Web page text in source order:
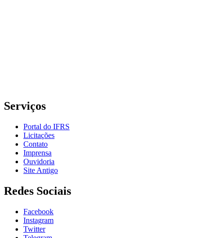
Serviços
Portal do IFRS
Licitações
Contato
Imprensa
Ouvidoria
Site Antigo
Redes Sociais
Facebook
Instagram
Twitter